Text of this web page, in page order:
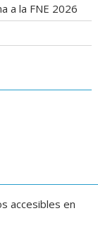
a la FNE 2026
accesibles en